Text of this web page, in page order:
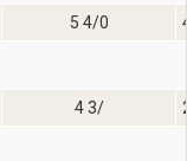
5 4/0
4 3/